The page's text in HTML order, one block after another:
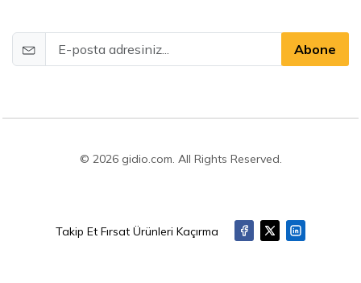
Abone
© 2026 gidio.com. All Rights Reserved.
Takip Et Fırsat Ürünleri Kaçırma